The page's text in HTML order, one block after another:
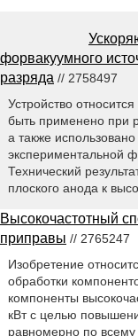
форвакуумного
разряда // 2758497
Устройство
быть применено при
а также
экспериментальной
Технический
плоского анода к
Высокочастотный
приправы // 2765247
Изобретение
обработки
компоненты
кВт с целью
равномерно по